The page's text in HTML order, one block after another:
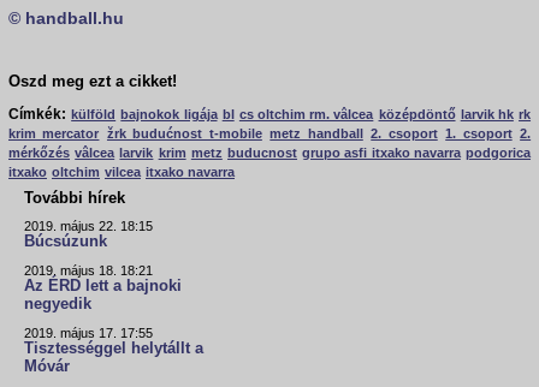
© handball.hu
Oszd meg ezt a cikket!
Címkék: külföld bajnokok ligája bl cs oltchim rm. vâlcea középdöntő larvik hk rk
krim mercator žrk budućnost t-mobile metz handball 2. csoport 1. csoport 2.
mérkőzés vâlcea larvik krim metz buducnost grupo asfi itxako navarra podgorica
itxako oltchim vilcea itxako navarra
További hírek
2019. május 22. 18:15
Búcsúzunk
2019. május 18. 18:21
Az ÉRD lett a bajnoki
negyedik
2019. május 17. 17:55
Tisztességgel helytállt a
Móvár